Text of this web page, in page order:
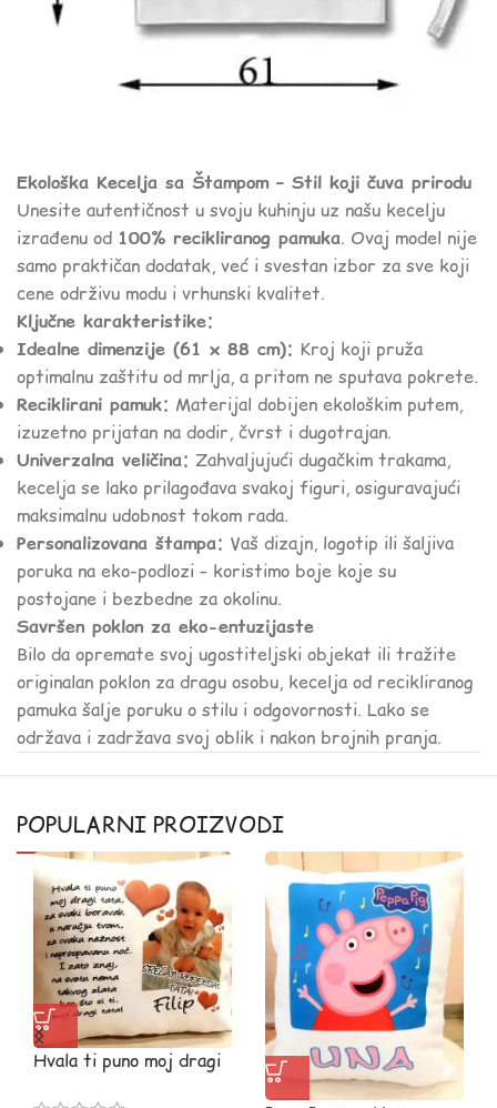
Ekološka Kecelja sa Štampom – Stil koji čuva prirodu
Unesite autentičnost u svoju kuhinju uz našu kecelju
izrađenu od 100% recikliranog pamuka. Ovaj model nije
samo praktičan dodatak, već i svestan izbor za sve koji
cene održivu modu i vrhunski kvalitet.
Ključne karakteristike:
Idealne dimenzije (61 x 88 cm): Kroj koji pruža
optimalnu zaštitu od mrlja, a pritom ne sputava pokrete.
Reciklirani pamuk: Materijal dobijen ekološkim putem,
izuzetno prijatan na dodir, čvrst i dugotrajan.
Univerzalna veličina: Zahvaljujući dugačkim trakama,
kecelja se lako prilagođava svakoj figuri, osiguravajući
maksimalnu udobnost tokom rada.
Personalizovana štampa: Vaš dizajn, logotip ili šaljiva
poruka na eko-podlozi – koristimo boje koje su
postojane i bezbedne za okolinu.
Savršen poklon za eko-entuzijaste
Bilo da opremate svoj ugostiteljski objekat ili tražite
originalan poklon za dragu osobu, kecelja od recikliranog
pamuka šalje poruku o stilu i odgovornosti. Lako se
održava i zadržava svoj oblik i nakon brojnih pranja.
POPULARNI PROIZVODI
Hvala ti puno moj dragi